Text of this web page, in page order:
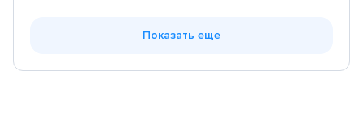
Показать еще